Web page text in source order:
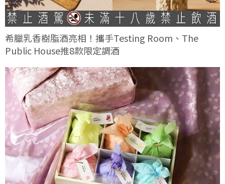
希臘乳香樹脂酒亮相！攜手Testing Room、The
Public House推8款限定調酒